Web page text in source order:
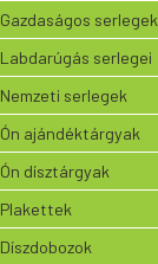
Gazdaságos serlegek
Labdarúgás serlegei
Nemzeti serlegek
Ón ajándéktárgyak
Ón dísztárgyak
Plakettek
Díszdobozok